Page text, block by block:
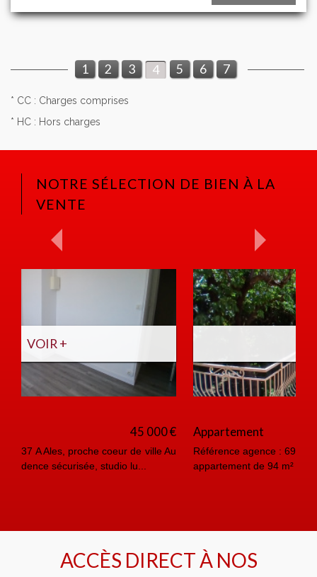
1 2 3 4 5 6 7
* CC : Charges comprises
* HC : Hors charges
NOTRE SÉLECTION DE BIEN À LA
VENTE
242 000 €
Référence agence : 6936 A Ales, coeur de ville Bien rare,
appartement de 94 m² habitables en rez de chauss...
ACCÈS DIRECT À NOS